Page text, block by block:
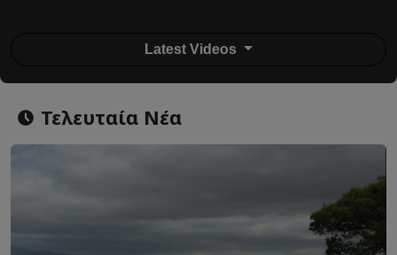
Latest Videos
Τελευταία Νέα